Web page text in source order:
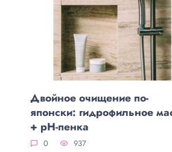
Двойное очищение по-
японски: гидрофильное
+ pH-пенка
0 937